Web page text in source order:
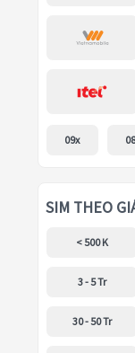
09x
SIM THEO
< 500 K
3 - 5 Tr
30 - 50 Tr